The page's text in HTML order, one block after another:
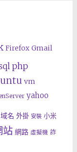
Firefox Gmail
php
vm
yahoo
域名 外掛 安裝 小米
站 網路 虛擬機 詐